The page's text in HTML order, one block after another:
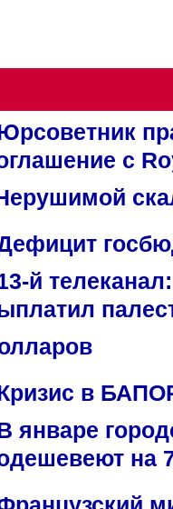
с
й
в
январе
на